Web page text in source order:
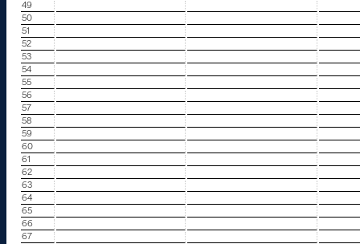
49
50
51
52
53
54
55
56
57
58
59
60
61
62
63
64
65
66
67